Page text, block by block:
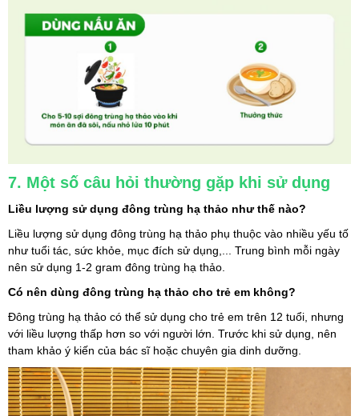
7. Một số câu hỏi thường gặp khi sử dụng
Liều lượng sử dụng đông trùng hạ thảo như thế nào?
Liều lượng sử dụng đông trùng hạ thảo phụ thuộc vào nhiều yếu tố
như tuổi tác, sức khỏe, mục đích sử dụng,... Trung bình mỗi ngày
nên sử dụng 1-2 gram đông trùng hạ thảo.
Có nên dùng đông trùng hạ thảo cho trẻ em không?
Đông trùng hạ thảo có thể sử dụng cho trẻ em trên 12 tuổi, nhưng
với liều lượng thấp hơn so với người lớn. Trước khi sử dụng, nên
tham khảo ý kiến của bác sĩ hoặc chuyên gia dinh dưỡng.